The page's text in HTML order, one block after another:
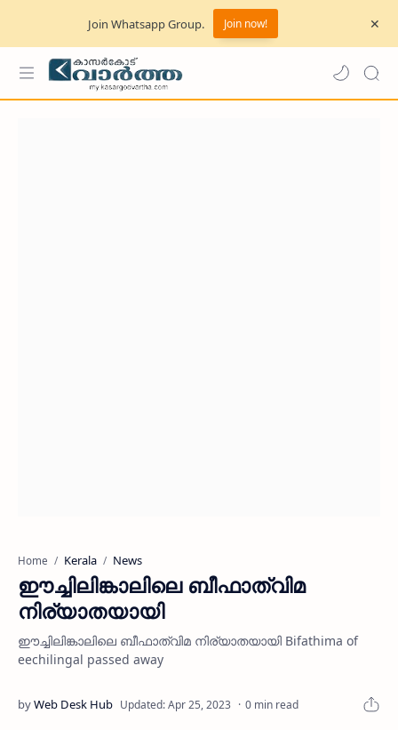
Join Whatsapp Group. Join now!
Home Kerala News
ഈച്ചിലിങ്കാലിലെ ബീഫാത്വിമ
നിര്യാതയായി
ഈച്ചിലിങ്കാലിലെ ബീഫാത്വിമ നിര്യാതയായി Bifathima of
eechilingal passed away
0 min read